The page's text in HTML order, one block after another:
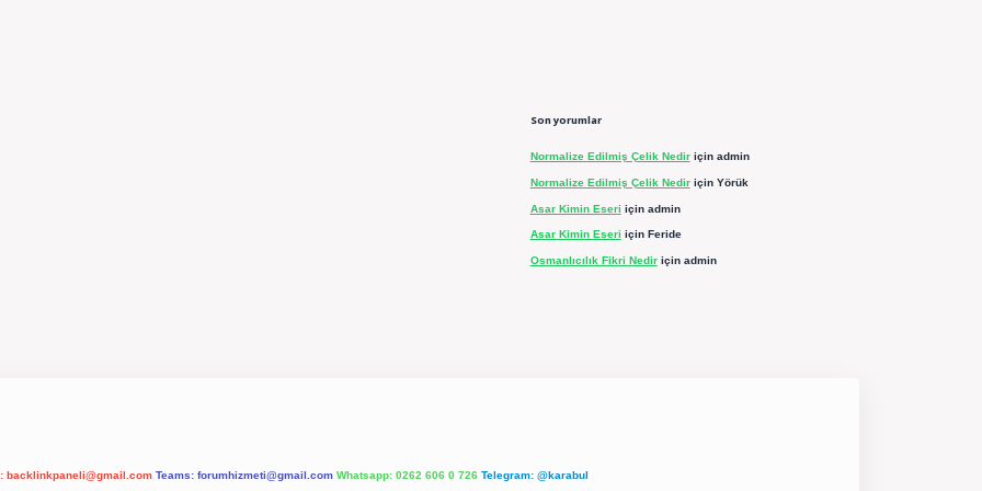
Son yorumlar
Normalize Edilmiş Çelik Nediriçin admin
Normalize Edilmiş Çelik Nediriçin Yörük
Asar Kimin Eseri için admin
Asar Kimin Eseri için Feride
Osmanlıcılık Fikri Nediriçin admin
backlinkpaneli@gmail.com Teams: forumhizmeti@gmail.com Whatsapp: 0262 606 0 726 Telegram: @karabul